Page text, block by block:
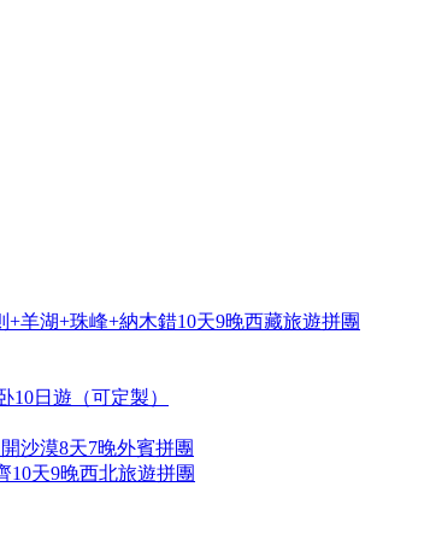
羊湖+珠峰+納木錯10天9晚西藏旅遊拼團
日遊（可定製）
沙漠8天7晚外賓拼團
10天9晚西北旅遊拼團